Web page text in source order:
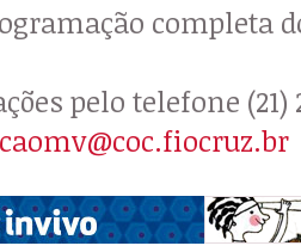
completa
pelo telefone (21)